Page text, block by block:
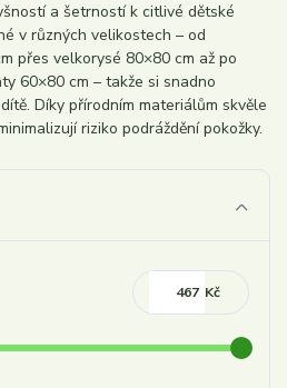
a šetrností k citlivé dětské
v různých velikostech – od
přes velkorysé 80×80 cm až po
60×80 cm – takže si snadno
Díky přírodním materiálům skvěle
riziko podráždění pokožky.
Kč